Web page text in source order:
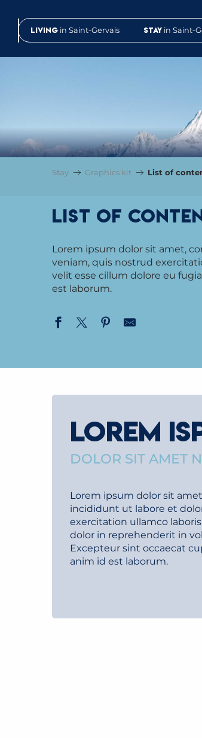
contenuLiving in Saint-Gervais Stay in Saint-
Stay Graphics kit List of
List of
Lorem ipsum dolor sit amet,
veniam, quis nostrud
velit esse cillum dolore eu
est laborum.
LOREM
DOLOR SIT AMET
Lorem ipsum dolor sit
incididunt ut labore et
exercitation ullamco
dolor in reprehenderit in
Excepteur sint occaecat
anim id est laborum.